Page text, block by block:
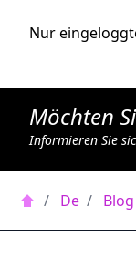
Nur
Möchten
Informieren Sie
/ De / Blog